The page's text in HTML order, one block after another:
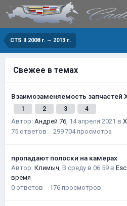
CTS II 2008 г. — 2013 г.
Свежее в темах
Взаимозаменяемость запчастей
1 2 3 4
Автор: Андрей 76, 14 апреля 2021 в
75 ответов 299 704 просмотра
пропадают полоски на камерах
Автор: Климыч, В среду в 06:59 в
время
0 ответов 176 просмотров